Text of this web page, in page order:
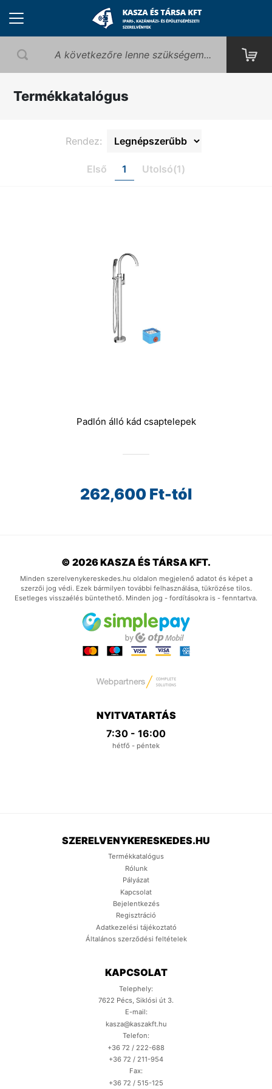
Termékkatalógus
Rendez:
Első 1 Utolsó(1)
Padlón álló kád csaptelepek
262,600 Ft-tól
© 2026 KASZA ÉS TÁRSA KFT.
Minden szerelvenykereskedes.hu oldalon megjelenő adatot és képet a
szerzői jog védi. Ezek bármilyen további felhasználása, tükrözése tilos.
Esetleges visszaélés büntethető. Minden jog - fordításokra is - fenntartva.
NYITVATARTÁS
7:30 - 16:00
hétfő - péntek
SZERELVENYKERESKEDES.HU
Termékkatalógus
Rólunk
Pályázat
Kapcsolat
Bejelentkezés
Regisztráció
Adatkezelési tájékoztató
Általános szerződési feltételek
KAPCSOLAT
Telephely:
7622 Pécs, Siklósi út 3.
E-mail:
kasza@kaszakft.hu
Telefon:
+36 72 / 222-688
+36 72 / 211-954
Fax:
+36 72 / 515-125